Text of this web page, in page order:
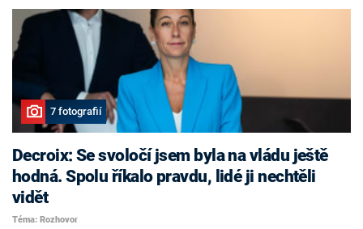
7 fotografií
Decroix: Se svoločí jsem byla na vládu ještě
hodná. Spolu říkalo pravdu, lidé ji nechtěli
vidět
Téma: Rozhovor